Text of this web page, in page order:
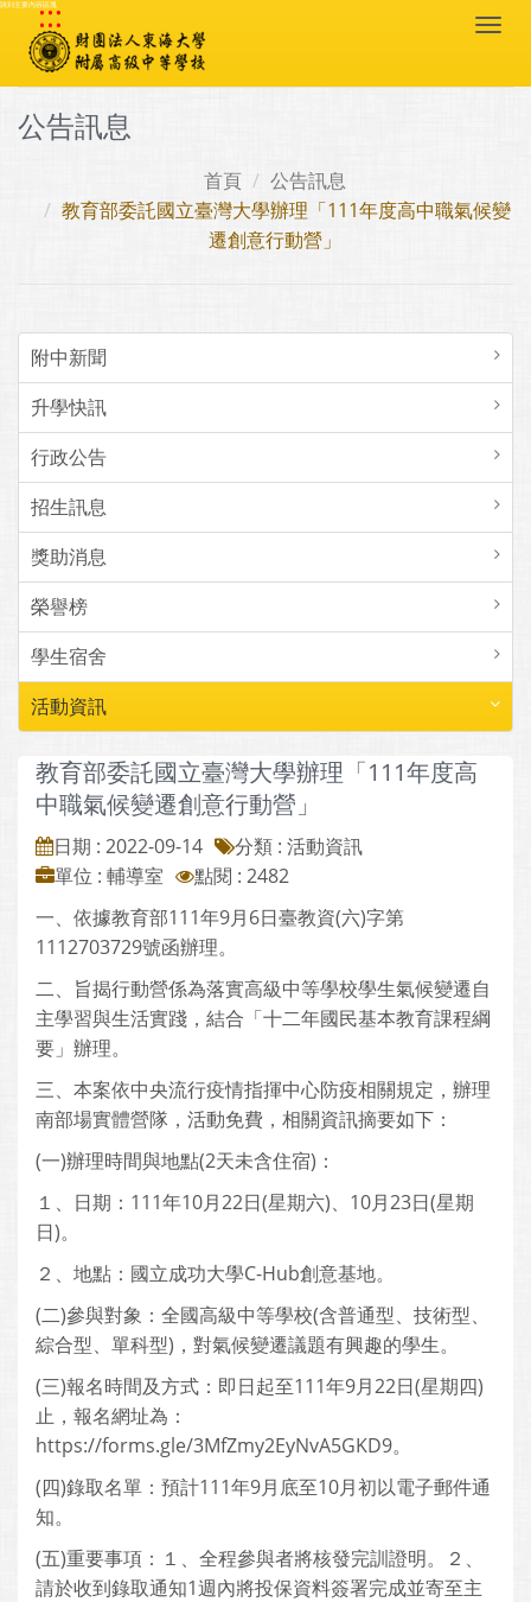
跳到主要內容區塊
:::
公告訊息
首頁
公告訊息
教育部委託國立臺灣大學辦理「111年度高中職氣候變
遷創意行動營」
附中新聞
升學快訊
行政公告
招生訊息
獎助消息
榮譽榜
學生宿舍
活動資訊
教育部委託國立臺灣大學辦理「111年度高
中職氣候變遷創意行動營」
日期 : 2022-09-14
分類 : 活動資訊
單位 : 輔導室
點閱 : 2482
一、依據教育部111年9月6日臺教資(六)字第
1112703729號函辦理。
二、旨揭行動營係為落實高級中等學校學生氣候變遷自
主學習與生活實踐，結合「十二年國民基本教育課程綱
要」辦理。
三、本案依中央流行疫情指揮中心防疫相關規定，辦理
南部場實體營隊，活動免費，相關資訊摘要如下：
(一)辦理時間與地點(2天未含住宿)：
１、日期：111年10月22日(星期六)、10月23日(星期
日)。
２、地點：國立成功大學C-Hub創意基地。
(二)參與對象：全國高級中等學校(含普通型、技術型、
綜合型、單科型)，對氣候變遷議題有興趣的學生。
(三)報名時間及方式：即日起至111年9月22日(星期四)
止，報名網址為：
https://forms.gle/3MfZmy2EyNvA5GKD9。
(四)錄取名單：預計111年9月底至10月初以電子郵件通
知。
(五)重要事項：１、全程參與者將核發完訓證明。２、
請於收到錄取通知1週內將投保資料簽署完成並寄至主